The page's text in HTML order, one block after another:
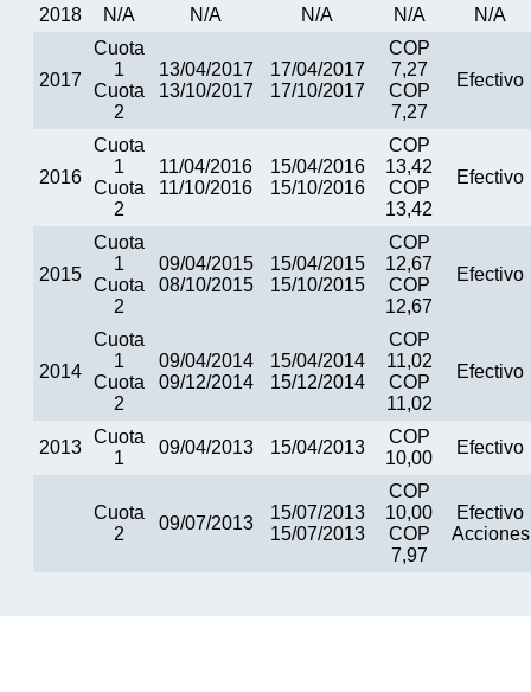
2018
N/A N/A N/A N/A N/A
2017
Cuota
1
Cuota
2
13/04/2017
13/10/2017
17/04/2017
17/10/2017
COP
7,27
COP
7,27
Efectivo
2016
Cuota
1
Cuota
2
11/04/2016
11/10/2016
15/04/2016
15/10/2016
COP
13,42
COP
13,42
Efectivo
2015
Cuota
1
Cuota
2
09/04/2015
08/10/2015
15/04/2015
15/10/2015
COP
12,67
COP
12,67
Efectivo
2014
Cuota
1
Cuota
2
09/04/2014
09/12/2014
15/04/2014
15/12/2014
COP
11,02
COP
11,02
Efectivo
2013
Cuota
1
09/04/2013 15/04/2013
COP
10,00
Efectivo
Cuota
2
09/07/2013
15/07/2013
15/07/2013
COP
10,00
COP
7,97
Efectivo
Acciones